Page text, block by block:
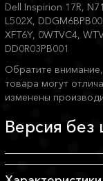
Dell Inspirion 17R,
L502X,
XFT6Y, 0WTVC4,
DD0R03PB001
Обратите
товара могут
изменены
Версия